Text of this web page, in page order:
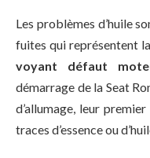
Les problèmes d’huile
fuites qui représentent
voyant défaut
démarrage de la Seat
d’allumage, leur
traces d’essence ou